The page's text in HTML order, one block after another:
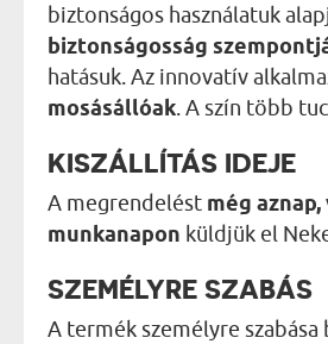
biztonságos használatuk
biztonságosság
hatásuk. Az innovatív
mosásállóak. A szín több
KISZÁLLÍTÁS IDEJE
A megrendelést még
munkanapon küldjük el
SZEMÉLYRE SZABÁS
A termék személyre